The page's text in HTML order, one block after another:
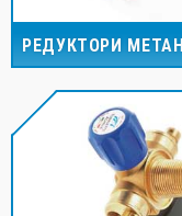
РЕДУКТОРИ МЕТАН